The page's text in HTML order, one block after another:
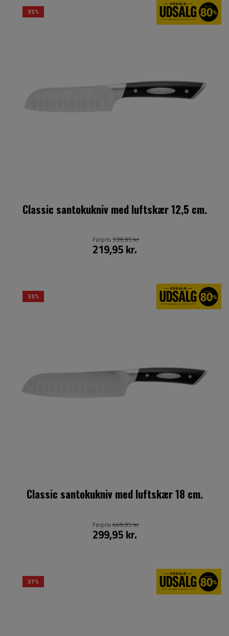
35%
Classic santokukniv med luftskær 12,5 cm.
219,95 kr.
Førpris339,95 kr.
33%
Classic santokukniv med luftskær 18 cm.
299,95 kr.
Førpris449,95 kr.
37%